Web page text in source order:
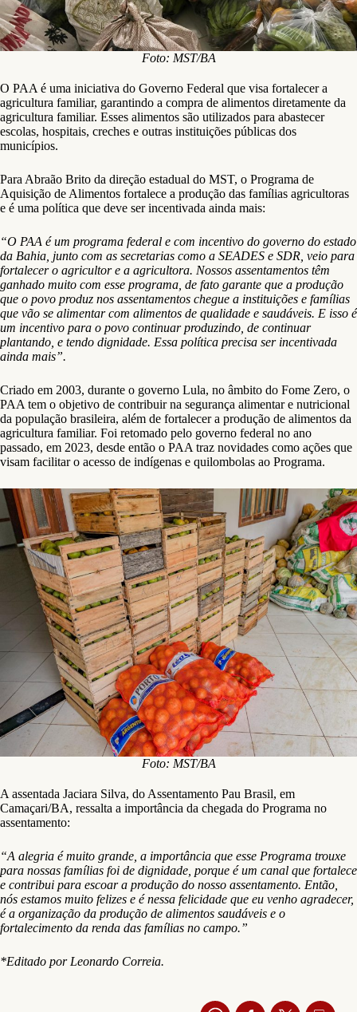
Foto: MST/BA
O PAA é uma iniciativa do Governo Federal que visa fortalecer a
agricultura familiar, garantindo a compra de alimentos diretamente da
agricultura familiar. Esses alimentos são utilizados para abastecer
escolas, hospitais, creches e outras instituições públicas dos
municípios.
Para Abraão Brito da direção estadual do MST, o Programa de
Aquisição de Alimentos fortalece a produção das famílias agricultoras
e é uma política que deve ser incentivada ainda mais:
“O PAA é um programa federal e com incentivo do governo do estado
da Bahia, junto com as secretarias como a SEADES e SDR, veio para
fortalecer o agricultor e a agricultora. Nossos assentamentos têm
ganhado muito com esse programa, de fato garante que a produção
que o povo produz nos assentamentos chegue a instituições e famílias
que vão se alimentar com alimentos de qualidade e saudáveis. E isso é
um incentivo para o povo continuar produzindo, de continuar
plantando, e tendo dignidade. Essa política precisa ser incentivada
ainda mais”.
Criado em 2003, durante o governo Lula, no âmbito do Fome Zero, o
PAA tem o objetivo de contribuir na segurança alimentar e nutricional
da população brasileira, além de fortalecer a produção de alimentos da
agricultura familiar. Foi retomado pelo governo federal no ano
passado, em 2023, desde então o PAA traz novidades como ações que
visam facilitar o acesso de indígenas e quilombolas ao Programa.
Foto: MST/BA
A assentada Jaciara Silva, do Assentamento Pau Brasil, em
Camaçari/BA, ressalta a importância da chegada do Programa no
assentamento:
“A alegria é muito grande, a importância que esse Programa trouxe
para nossas famílias foi de dignidade, porque é um canal que fortalece
e contribui para escoar a produção do nosso assentamento. Então,
nós estamos muito felizes e é nessa felicidade que eu venho agradecer,
é a organização da produção de alimentos saudáveis e o
fortalecimento da renda das famílias no campo.”
*Editado por Leonardo Correia.